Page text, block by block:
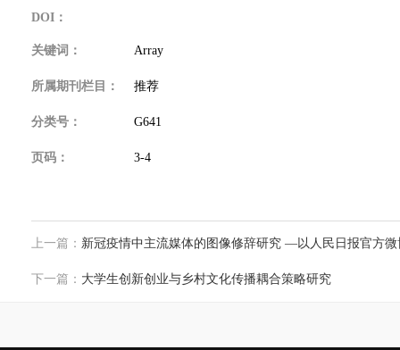
DOI：
关键词： Array
所属期刊栏目： 推荐
分类号： G641
页码： 3-4
上一篇： 新冠疫情中主流媒体的图像修辞研究 —以人民日报官方微
下一篇： 大学生创新创业与乡村文化传播耦合策略研究